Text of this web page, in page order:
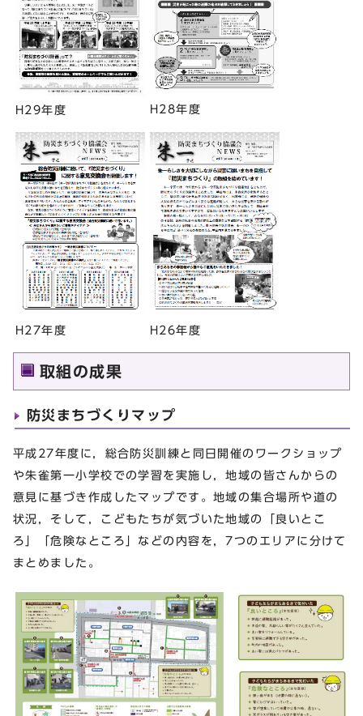
H29年度 H28年度
H27年度 H26年度
取組の成果
防災まちづくりマップ
平成27年度に，総合防災訓練と同日開催のワークショップ
や朱雀第一小学校での学習を実施し，地域の皆さんからの
意見に基づき作成したマップです。地域の集合場所や道の
状況，そして，こどもたちが気づいた地域の「良いとこ
ろ」「危険なところ」などの内容を，7つのエリアに分けて
まとめました。